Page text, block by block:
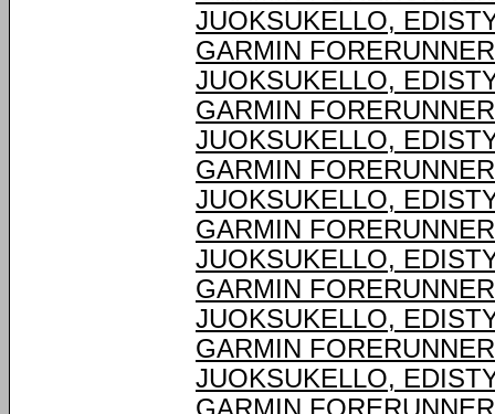
JUOKSUKELLO,
GARMIN
JUOKSUKELLO,
GARMIN
JUOKSUKELLO,
GARMIN
JUOKSUKELLO,
GARMIN
JUOKSUKELLO,
GARMIN
JUOKSUKELLO,
GARMIN
JUOKSUKELLO,